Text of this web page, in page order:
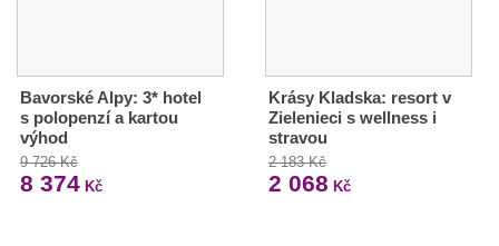
Bavorské Alpy: 3* hotel
s polopenzí a kartou
výhod
9 726 Kč
8 374 Kč
Krásy Kladska: resort v
Zielenieci s wellness i
stravou
2 183 Kč
2 068 Kč